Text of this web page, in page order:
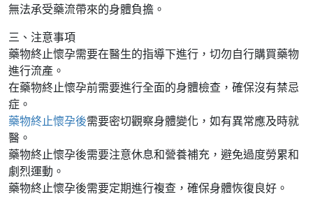
無法承受藥流帶來的身體負擔。
三、注意事項
藥物終止懷孕需要在醫生的指導下進行，切勿自行購買藥物
進行流產。
在藥物終止懷孕前需要進行全面的身體檢查，確保沒有禁忌
症。
藥物終止懷孕後需要密切觀察身體變化，如有異常應及時就
醫。
藥物終止懷孕後需要注意休息和營養補充，避免過度勞累和
劇烈運動。
藥物終止懷孕後需要定期進行複查，確保身體恢復良好。